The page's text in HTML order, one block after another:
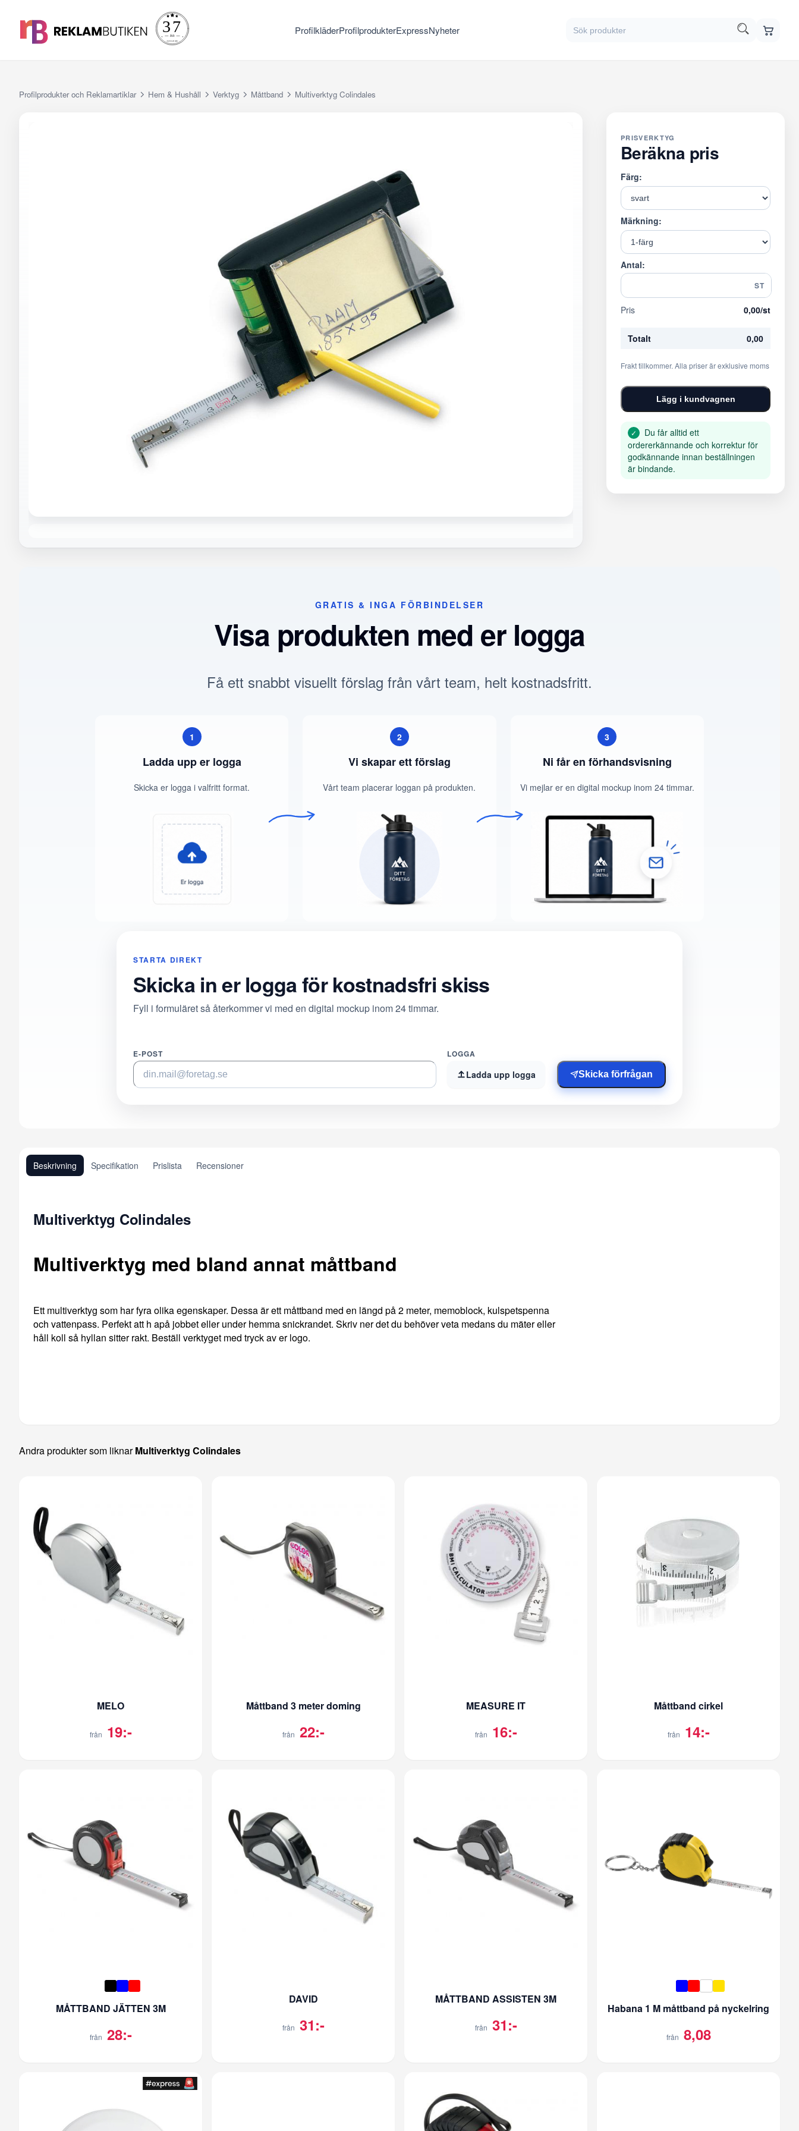
ProfilkläderProfilprodukterExpressNyheter
Profilprodukter och Reklamartiklar Hem & Hushåll Verktyg Måttband Multiverktyg Colindales
PRISVERKTYG
Beräkna pris
Färg:
Märkning:
Antal:
ST
Pris 0,00/st
Totalt 0,00
Frakt tillkommer. Alla priser är exklusive moms
Lägg i kundvagnen
✓
Du får alltid ett
ordererkännande och korrektur för
godkännande innan beställningen
är bindande.
GRATIS & INGA FÖRBINDELSER
Visa produkten med er logga
Få ett snabbt visuellt förslag från vårt team, helt kostnadsfritt.
1
Ladda upp er logga
Skicka er logga i valfritt format.
2
Vi skapar ett förslag
Vårt team placerar loggan på produkten.
3
Ni får en förhandsvisning
Vi mejlar er en digital mockup inom 24 timmar.
STARTA DIREKT
Skicka in er logga för kostnadsfri skiss
Fyll i formuläret så återkommer vi med en digital mockup inom 24 timmar.
E-POST LOGGA
Ladda upp logga Skicka förfrågan
Beskrivning Specifikation Prislista Recensioner
Multiverktyg Colindales
Multiverktyg med bland annat måttband
Ett multiverktyg som har fyra olika egenskaper. Dessa är ett måttband med en längd på 2 meter, memoblock, kulspetspenna
och vattenpass. Perfekt att h apå jobbet eller under hemma snickrandet. Skriv ner det du behöver veta medans du mäter eller
håll koll så hyllan sitter rakt. Beställ verktyget med tryck av er logo.
Andra produkter som liknarMultiverktyg Colindales
MELO
från 19:-
Måttband 3 meter doming
från 22:-
MEASURE IT
från 16:-
Måttband cirkel
från 14:-
MÅTTBAND JÄTTEN 3M
från 28:-
DAVID
från 31:-
MÅTTBAND ASSISTEN 3M
från 31:-
Habana 1 M måttband på nyckelring
från 8,08